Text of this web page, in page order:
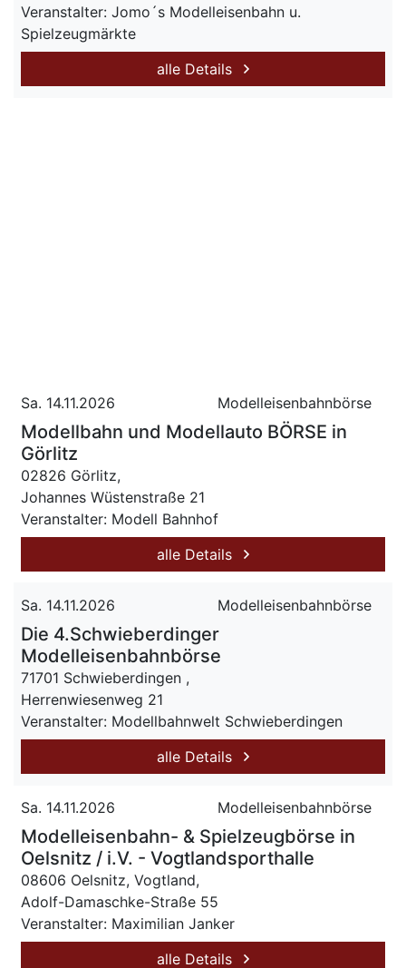
Veranstalter: Jomo´s Modelleisenbahn u.
Spielzeugmärkte
alle Details
Sa. 14.11.2026 Modelleisenbahnbörse
Modellbahn und Modellauto BÖRSE in
Görlitz
02826 Görlitz,
Johannes Wüstenstraße 21
Veranstalter: Modell Bahnhof
alle Details
Sa. 14.11.2026 Modelleisenbahnbörse
Die 4.Schwieberdinger
Modelleisenbahnbörse
71701 Schwieberdingen ,
Herrenwiesenweg 21
Veranstalter: Modellbahnwelt Schwieberdingen
alle Details
Sa. 14.11.2026 Modelleisenbahnbörse
Modelleisenbahn- & Spielzeugbörse in
Oelsnitz / i.V. - Vogtlandsporthalle
08606 Oelsnitz, Vogtland,
Adolf-Damaschke-Straße 55
Veranstalter: Maximilian Janker
alle Details